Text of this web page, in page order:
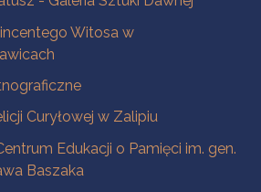
Witosa w
Curyłowej w Zalipiu
Edukacji o Pamięci im. gen.
Baszaka